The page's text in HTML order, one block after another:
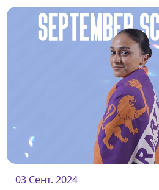
03 Сент. 2024